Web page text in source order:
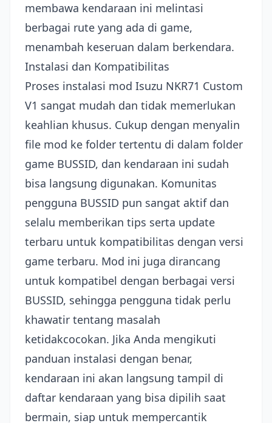
membawa kendaraan ini melintasi
berbagai rute yang ada di game,
menambah keseruan dalam berkendara.
Instalasi dan Kompatibilitas
Proses instalasi mod Isuzu NKR71 Custom
V1 sangat mudah dan tidak memerlukan
keahlian khusus. Cukup dengan menyalin
file mod ke folder tertentu di dalam folder
game BUSSID, dan kendaraan ini sudah
bisa langsung digunakan. Komunitas
pengguna BUSSID pun sangat aktif dan
selalu memberikan tips serta update
terbaru untuk kompatibilitas dengan versi
game terbaru. Mod ini juga dirancang
untuk kompatibel dengan berbagai versi
BUSSID, sehingga pengguna tidak perlu
khawatir tentang masalah
ketidakcocokan. Jika Anda mengikuti
panduan instalasi dengan benar,
kendaraan ini akan langsung tampil di
daftar kendaraan yang bisa dipilih saat
bermain, siap untuk mempercantik